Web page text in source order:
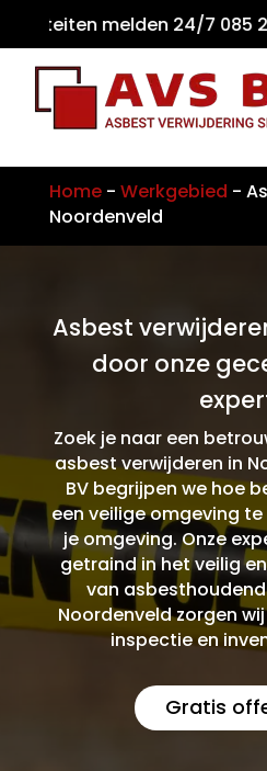
melden 24/7
Home- Werkgebied -
Noordenveld
Asbest
door onze
Zoek je naar een
asbest verwijderen in
BV begrijpen we hoe
een veilige omgeving
je omgeving. Onze
getraind in het veilig
van
Noordenveld zorgen
inspectie en
Gratis